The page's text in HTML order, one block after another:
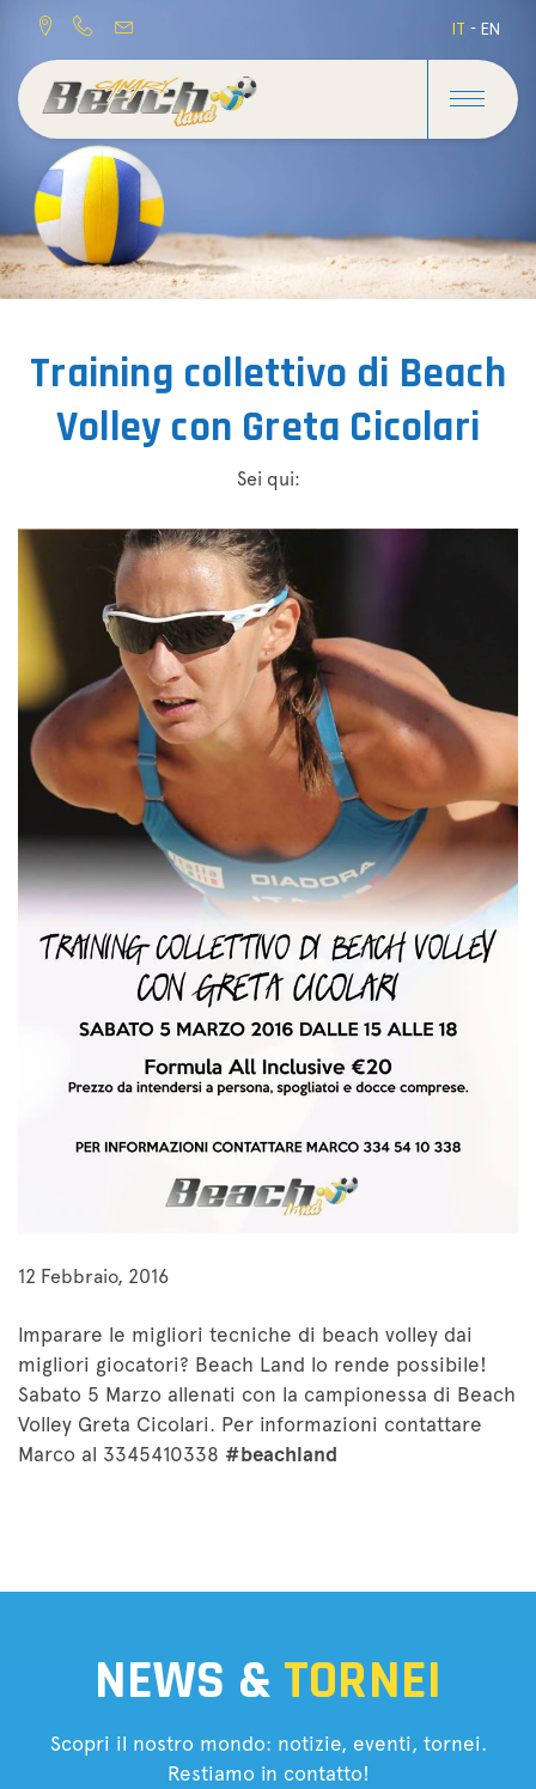
IT -EN
Training collettivo di Beach
Volley con Greta Cicolari
Sei qui:
12 Febbraio, 2016
Imparare le migliori tecniche di beach volley dai
migliori giocatori? Beach Land lo rende possibile!
Sabato 5 Marzo allenati con la campionessa di Beach
Volley Greta Cicolari. Per informazioni contattare
Marco al 3345410338 #beachland
NEWS & TORNEI
Scopri il nostro mondo: notizie, eventi, tornei.
Restiamo in contatto!